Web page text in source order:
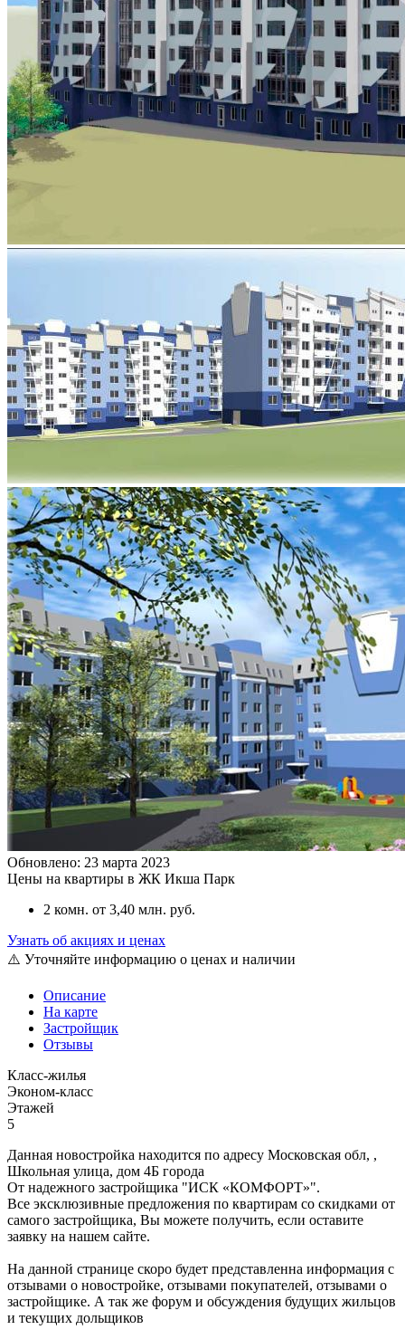
Обновлено: 23 марта 2023
Цены на квартиры в ЖК Икша Парк
2 комн. от 3,40 млн. руб.
Узнать об акциях и ценах
⚠️ Уточняйте информацию о ценах и наличии
Описание
На карте
Застройщик
Отзывы
Класс-жилья
Эконом-класс
Этажей
5
Данная новостройка находится по адресу Московская обл, ,
Школьная улица, дом 4Б города
От надежного застройщика "ИСК «КОМФОРТ»".
Все эксклюзивные предложения по квартирам со скидками от
самого застройщика, Вы можете получить, если оставите
заявку на нашем сайте.
На данной странице скоро будет представленна информация с
отзывами о новостройке, отзывами покупателей, отзывами о
застройщике. А так же форум и обсуждения будущих жильцов
и текущих дольщиков